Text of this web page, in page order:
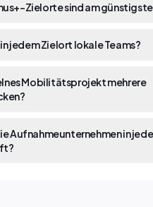
Zielorte sind am
jedem Zielort lokale Teams?
Mobilitätsprojekt mehrere
Aufnahmeunternehmen in